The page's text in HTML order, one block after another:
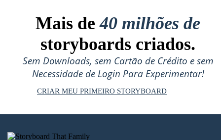
Mais de40 milhões de
storyboards criados.
Sem Downloads, sem Cartão de Crédito e sem
Necessidade de Login Para Experimentar!
CRIAR MEU PRIMEIRO STORYBOARD